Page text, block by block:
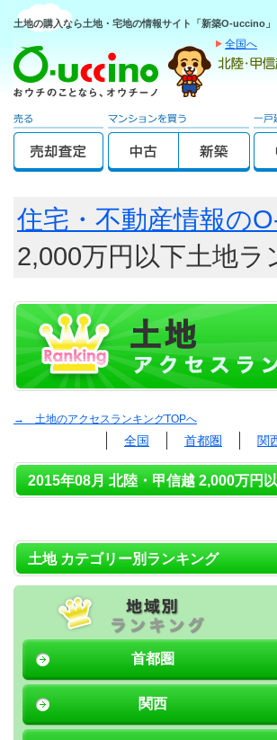
土地の購入なら土地・宅地の情報サイト「新築O-uccino」
全国へ
住宅・不動産情報の
2,000万円以下土地ラ
→ 土地のアクセスランキングTOPへ
全国 首都圏 関
2015年08月 北陸・甲信越 2,000万円
土地 カテゴリー別ランキング
首都圏
関西